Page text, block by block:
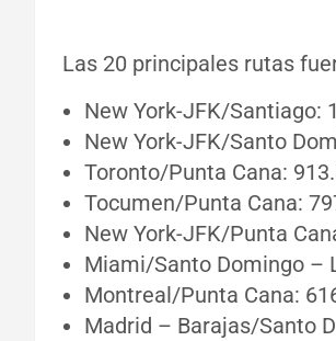
Las 20 principales rutas
New York-JFK/Santiago:
New York-JFK/Santo
Toronto/Punta Cana:
Tocumen/Punta Cana:
New York-JFK/Punta
Miami/Santo Domingo –
Montreal/Punta Cana:
Madrid – Barajas/Santo